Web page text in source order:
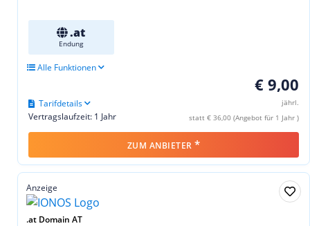
.at
Endung
Alle Funktionen
€ 9,00
jährl.
statt € 36,00 (Angebot für 1 Jahr )
Vertragslaufzeit: 1 Jahr
Tarifdetails
ZUM ANBIETER *
Anzeige
.at Domain AT